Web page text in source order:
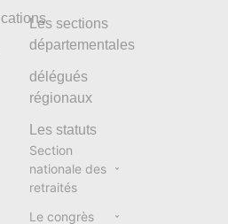
Les sections
départementales
délégués
régionaux
Les statuts
Section
nationale des
retraités
Le congrès